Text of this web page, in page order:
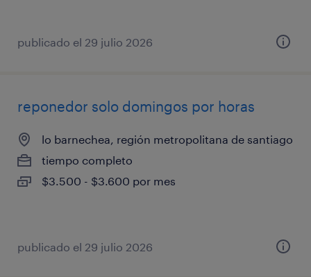
publicado el 29 julio 2026
reponedor solo domingos por horas
lo barnechea, región metropolitana de santiago
tiempo completo
$3.500 - $3.600 por mes
publicado el 29 julio 2026